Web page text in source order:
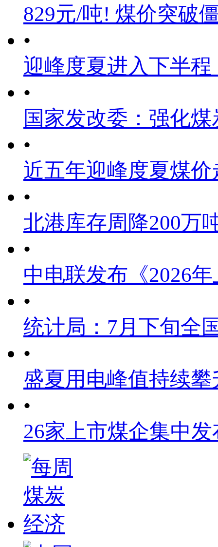
829元/吨! 煤价突破
•
迎峰度夏进入下半
•
国家发改委：强化
•
近五年迎峰度夏煤价
•
北港库存周降200万
•
中电联发布《2026
•
统计局：7月下旬全
•
盛夏用电峰值持续
•
26家上市煤企集中